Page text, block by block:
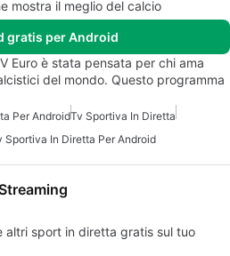
mostra il meglio del calcio
gratis per Android
Euro è stata pensata per chi ama
del mondo. Questo programma
Per AndroidTv Sportiva In Diretta
Sportiva In Diretta Per Android
altri sport in diretta gratis sul tuo